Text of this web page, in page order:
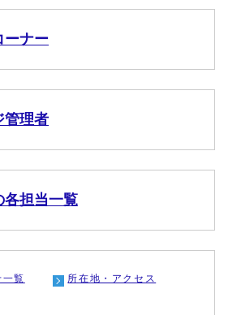
ーナー
管理者
各担当一覧
覧 所在地・アクセス